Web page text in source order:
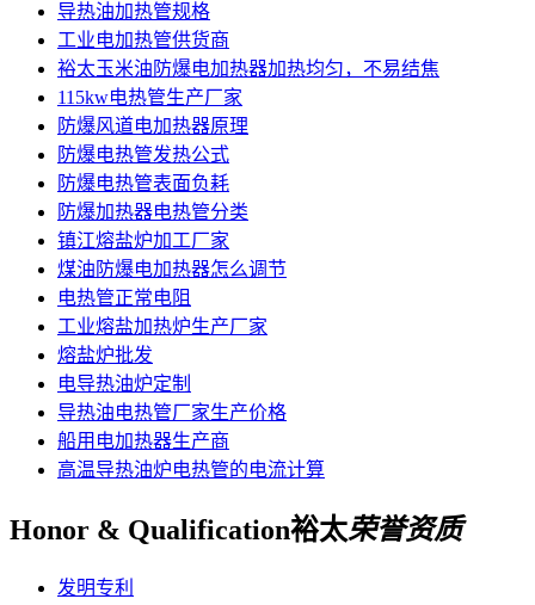
导热油加热管规格
工业电加热管供货商
裕太玉米油防爆电加热器加热均匀，不易结焦
115kw电热管生产厂家
防爆风道电加热器原理
防爆电热管发热公式
防爆电热管表面负耗
防爆加热器电热管分类
镇江熔盐炉加工厂家
煤油防爆电加热器怎么调节
电热管正常电阻
工业熔盐加热炉生产厂家
熔盐炉批发
电导热油炉定制
导热油电热管厂家生产价格
船用电加热器生产商
高温导热油炉电热管的电流计算
Honor & Qualification裕太荣誉资质
发明专利